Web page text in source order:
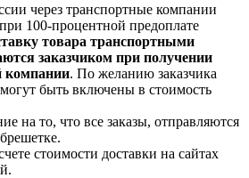
через транспортные компании
100-процентной предоплате
товара транспортными
заказчиком при получении
компании. По желанию заказчика
быть включены в стоимость
на то, что все заказы, отправляются
стоимости доставки на сайтах